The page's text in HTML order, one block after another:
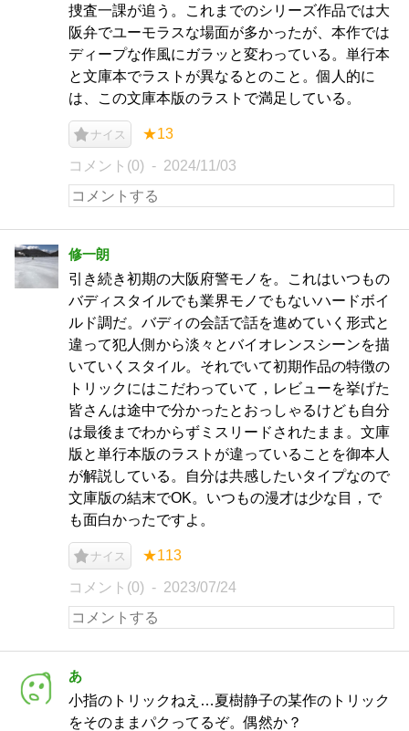
捜査一課が追う。これまでのシリーズ作品では大
阪弁でユーモラスな場面が多かったが、本作では
ディープな作風にガラッと変わっている。単行本
と文庫本でラストが異なるとのこと。個人的に
は、この文庫本版のラストで満足している。
ナイス ★13
コメント(0) 2024/11/03
修一朗
引き続き初期の大阪府警モノを。これはいつもの
バディスタイルでも業界モノでもないハードボイ
ルド調だ。バディの会話で話を進めていく形式と
違って犯人側から淡々とバイオレンスシーンを描
いていくスタイル。それでいて初期作品の特徴の
トリックにはこだわっていて，レビューを挙げた
皆さんは途中で分かったとおっしゃるけども自分
は最後までわからずミスリードされたまま。文庫
版と単行本版のラストが違っていることを御本人
が解説している。自分は共感したいタイプなので
文庫版の結末でOK。いつもの漫才は少な目，で
も面白かったですよ。
ナイス ★113
コメント(0) 2023/07/24
あ
小指のトリックねえ…夏樹静子の某作のトリック
をそのままパクってるぞ。偶然か？